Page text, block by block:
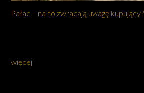
Pałac – na co zwracają uwagę kupujący?
więcej